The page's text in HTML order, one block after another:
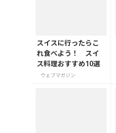
スイスに行ったらこ
れ食べよう！ スイ
ス料理おすすめ10選
ウェブマガジン